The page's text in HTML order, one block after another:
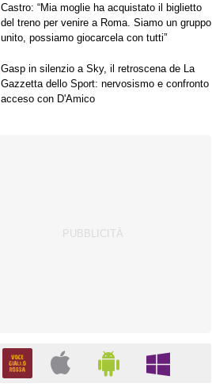
Castro: “Mia moglie ha acquistato il biglietto
del treno per venire a Roma. Siamo un gruppo
unito, possiamo giocarcela con tutti”
Gasp in silenzio a Sky, il retroscena de La
Gazzetta dello Sport: nervosismo e confronto
acceso con D'Amico